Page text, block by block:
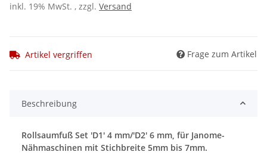
inkl. 19% MwSt. , zzgl. Versand
Artikel vergriffen Frage zum Artikel
Beschreibung
Rollsaumfuß Set 'D1' 4 mm/'D2' 6 mm, für Janome-
Nähmaschinen mit Stichbreite 5mm bis 7mm.